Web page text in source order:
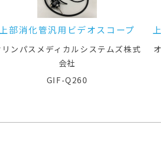
上部消化管汎用ビデオスコープ(径
鼻対応)
オリンパスメディカルシステムズ株式
GIF-XP260N